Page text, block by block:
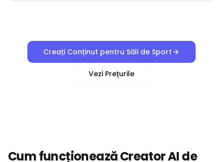
Creați Conținut pentru Săli de Sport
Vezi Prețurile
Cum funcționează Creator AI de